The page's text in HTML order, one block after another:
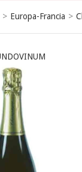
> Europa-Francia >